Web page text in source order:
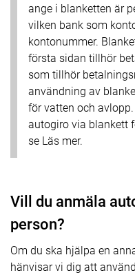
ange i blanketten är
vilken bank som
kontonummer.
första sidan tillhör
som tillhör
användning av
för vatten och
autogiro via blankett
se Läs mer.
Vill du anmäla
person?
Om du ska hjälpa en
hänvisar vi dig att